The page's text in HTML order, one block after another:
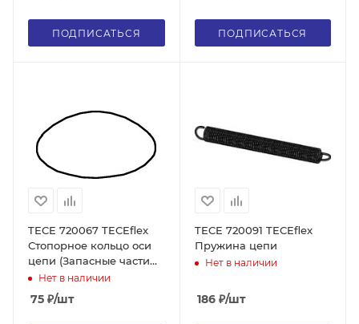
ПОДПИСАТЬСЯ ПОДПИСАТЬСЯ
TECE 720067 TECEflex
Стопорное кольцо оси
цепи (Запасные части
для арт. 720050)
Нет в наличии
75 ₽/шт
TECE 720091 TECEflex
Пружина цепи
Нет в наличии
186₽/шт